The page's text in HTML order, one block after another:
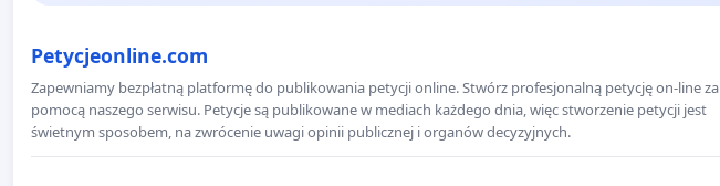
Petycjeonline.com
Zapewniamy bezpłatną platformę do publikowania petycji online. Stwórz profesjonalną petycję on-line za
pomocą naszego serwisu. Petycje są publikowane w mediach każdego dnia, więc stworzenie petycji jest
świetnym sposobem, na zwrócenie uwagi opinii publicznej i organów decyzyjnych.